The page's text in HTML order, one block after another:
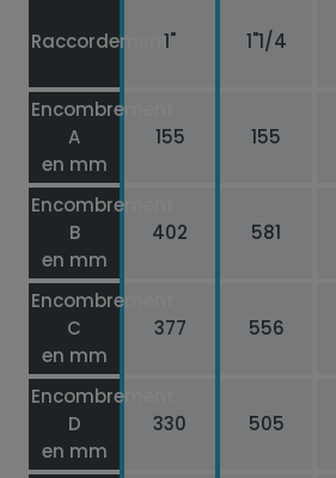
Raccordement1" 1"1/4
Encombrement
A
en mm
155 155
Encombrement
B
en mm
402 581
Encombrement
C
en mm
377 556
Encombrement
D
en mm
330 505